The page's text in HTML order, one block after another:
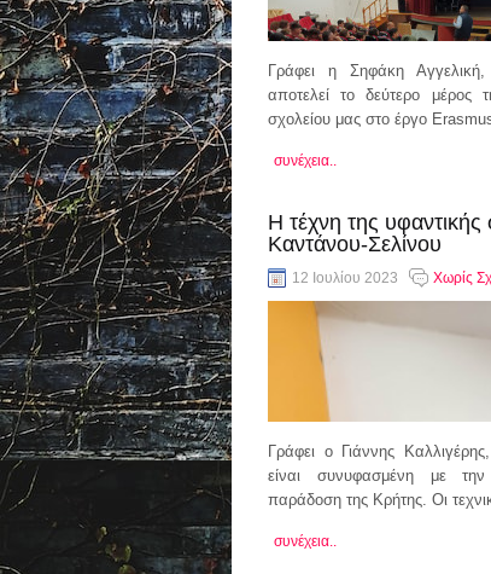
Γράφει η Σηφάκη
αποτελεί το δεύτερο μέρος
σχολείου μας στο έργο
συνέχεια..
Η τέχνη της υφαντικής
Καντάνου-Σελίνου
12 Ιουλίου 2023 Χωρίς
Γράφει ο Γιάννης
είναι συνυφασμένη με
παράδοση της Κρήτης. Οι
συνέχεια..